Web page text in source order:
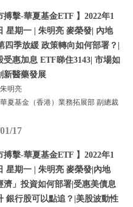
搏擊-華夏基金ETF 】2022年1
星期一 | 朱明亮 麥榮發| 內地
四季放緩 政策轉向如何部署？|
受惠加息 ETF睇住3143| 市場如
新醫藥發展
明亮
夏基金（香港）業務拓展部 副總裁
17
搏擊-華夏基金ETF 】2022年1
星期一 | 朱明亮 麥榮發|內地
濟」投資如何部署|受惠美債息
銀行股可以點追？|美股波動性